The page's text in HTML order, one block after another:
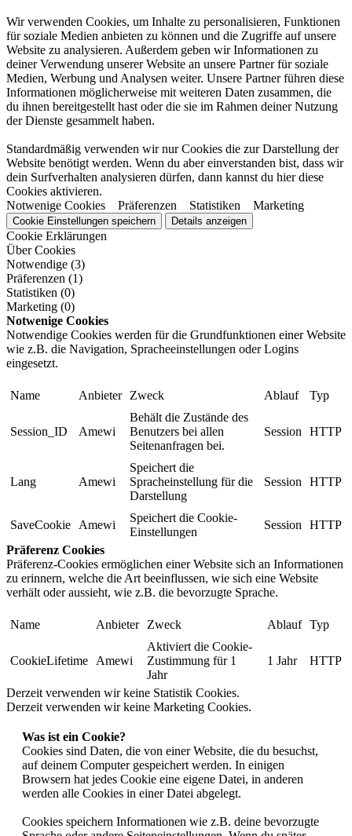
Wir verwenden Cookies, um Inhalte zu personalisieren, Funktionen
für soziale Medien anbieten zu können und die Zugriffe auf unsere
Website zu analysieren. Außerdem geben wir Informationen zu
deiner Verwendung unserer Website an unsere Partner für soziale
Medien, Werbung und Analysen weiter. Unsere Partner führen diese
Informationen möglicherweise mit weiteren Daten zusammen, die
du ihnen bereitgestellt hast oder die sie im Rahmen deiner Nutzung
der Dienste gesammelt haben.
Standardmäßig verwenden wir nur Cookies die zur Darstellung der
Website benötigt werden. Wenn du aber einverstanden bist, dass wir
dein Surfverhalten analysieren dürfen, dann kannst du hier diese
Cookies aktivieren.
Notwenige Cookies Präferenzen Statistiken Marketing
Cookie Einstellungen speichern Details anzeigen
Cookie Erklärungen
Über Cookies
Notwendige (3)
Präferenzen (1)
Statistiken (0)
Marketing (0)
Notwenige Cookies
Notwendige Cookies werden für die Grundfunktionen einer Website
wie z.B. die Navigation, Spracheeinstellungen oder Logins
eingesetzt.
Name Anbieter Zweck Ablauf Typ
Session_ID Amewi
Behält die Zustände des
Benutzers bei allen
Seitenanfragen bei.
Session HTTP
Lang Amewi
Speichert die
Spracheinstellung für die
Darstellung
Session HTTP
SaveCookie Amewi
Speichert die Cookie-
Einstellungen
Session
HTTP
Präferenz Cookies
Präferenz-Cookies ermöglichen einer Website sich an Informationen
zu erinnern, welche die Art beeinflussen, wie sich eine Website
verhält oder aussieht, wie z.B. die bevorzugte Sprache.
Name Anbieter Zweck Ablauf Typ
CookieLifetime Amewi
Aktiviert die Cookie-
Zustimmung für 1
Jahr
1 Jahr HTTP
Derzeit verwenden wir keine Statistik Cookies.
Derzeit verwenden wir keine Marketing Cookies.
Was ist ein Cookie?
Cookies sind Daten, die von einer Website, die du besuchst,
auf deinem Computer gespeichert werden. In einigen
Browsern hat jedes Cookie eine eigene Datei, in anderen
werden alle Cookies in einer Datei abgelegt.
Cookies speichern Informationen wie z.B. deine bevorzugte